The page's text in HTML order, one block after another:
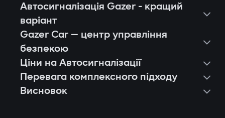
Автосигналізація Gazer - кращий
варіант
Gazer Car — центр управління
безпекою
Ціни на Автосигналізації
Перевага комплексного підходу
Висновок